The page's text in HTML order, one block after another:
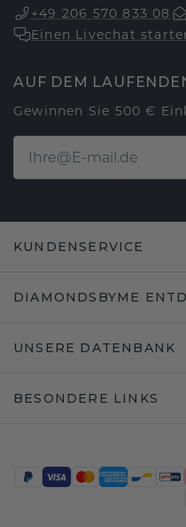
+49 206 570 833 08
Einen Livechat
AUF DEM
Gewinnen Sie 500 €
KUNDENSERVICE
DIAMONDSBYME
UNSERE DATENBANK
BESONDERE LINKS